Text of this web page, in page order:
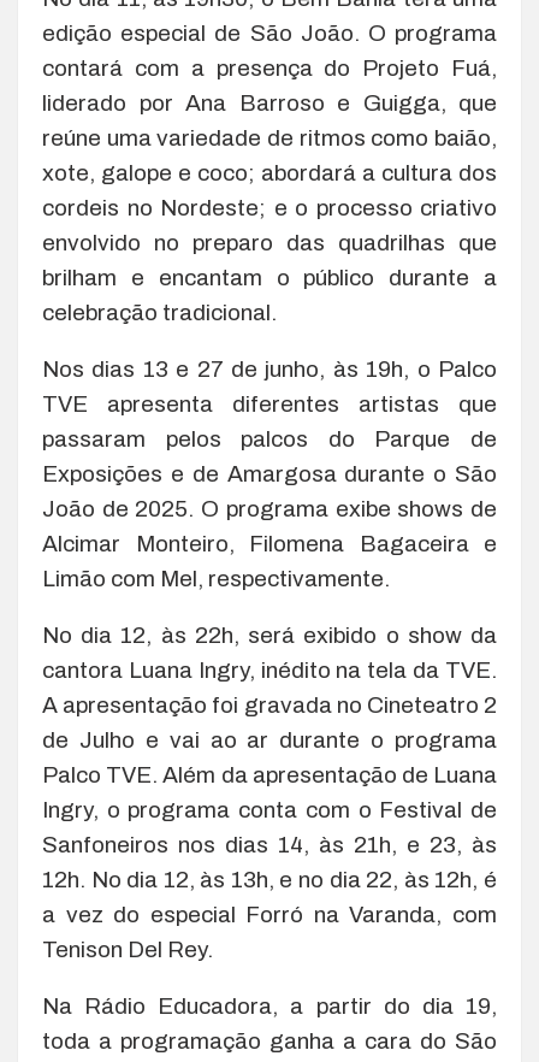
edição especial de São João. O programa
contará com a presença do Projeto Fuá,
liderado por Ana Barroso e Guigga, que
reúne uma variedade de ritmos como baião,
xote, galope e coco; abordará a cultura dos
cordeis no Nordeste; e o processo criativo
envolvido no preparo das quadrilhas que
brilham e encantam o público durante a
celebração tradicional.
Nos dias 13 e 27 de junho, às 19h, o Palco
TVE apresenta diferentes artistas que
passaram pelos palcos do Parque de
Exposições e de Amargosa durante o São
João de 2025. O programa exibe shows de
Alcimar Monteiro, Filomena Bagaceira e
Limão com Mel, respectivamente.
No dia 12, às 22h, será exibido o show da
cantora Luana Ingry, inédito na tela da TVE.
A apresentação foi gravada no Cineteatro 2
de Julho e vai ao ar durante o programa
Palco TVE. Além da apresentação de Luana
Ingry, o programa conta com o Festival de
Sanfoneiros nos dias 14, às 21h, e 23, às
12h. No dia 12, às 13h, e no dia 22, às 12h, é
a vez do especial Forró na Varanda, com
Tenison Del Rey.
Na Rádio Educadora, a partir do dia 19,
toda a programação ganha a cara do São